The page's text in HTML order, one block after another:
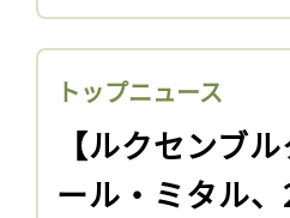
トップニュース
【ルクセンブ
ール・ミタル